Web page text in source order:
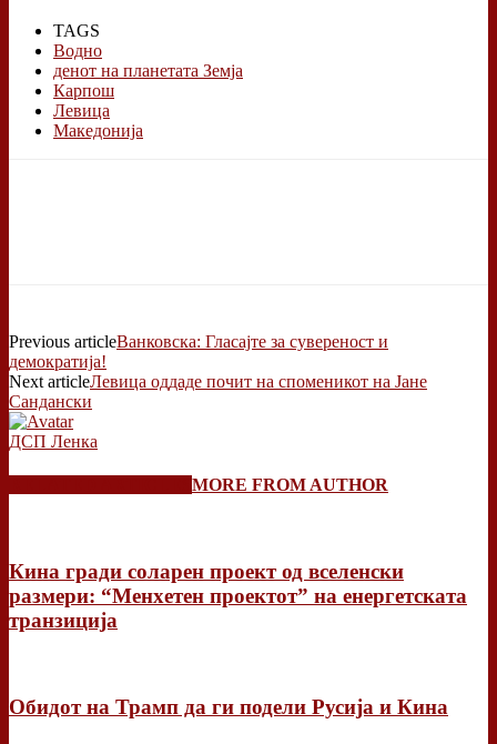
TAGS
Водно
денот на планетата Земја
Карпош
Левица
Македонија
Previous articleВанковска: Гласајте за сувереност и
демократија!
Next articleЛевица оддаде почит на споменикот на Јане
Сандански
ДСП Ленка
MORE FROM AUTHOR
Кина гради соларен проект од вселенски
размери: “Менхетен проектот” на енергетската
транзиција
Обидот на Трамп да ги подели Русија и Кина